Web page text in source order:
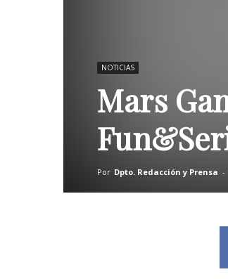
NOTICIAS
Mars
Por Dpto. Redacción y Prensa -